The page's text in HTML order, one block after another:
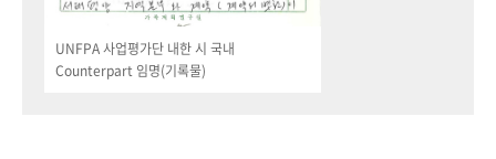
UNFPA 사업평가단 내한 시 국내
Counterpart 임명(기록물)